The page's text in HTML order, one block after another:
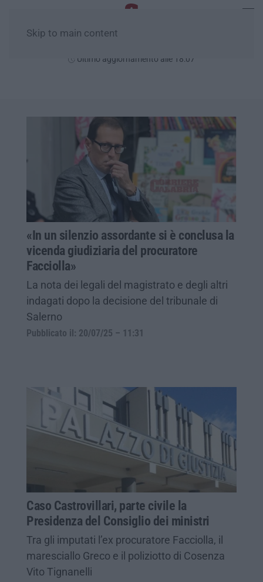
Skip to main content
Ultimo aggiornamento alle 18:07
«In un silenzio assordante si è conclusa la
vicenda giudiziaria del procuratore
Facciolla»
La nota dei legali del magistrato e degli altri
indagati dopo la decisione del tribunale di
Salerno
Pubblicato il: 20/07/25 – 11:31
Caso Castrovillari, parte civile la
Presidenza del Consiglio dei ministri
Tra gli imputati l’ex procuratore Facciolla, il
maresciallo Greco e il poliziotto di Cosenza
Vito Tignanelli